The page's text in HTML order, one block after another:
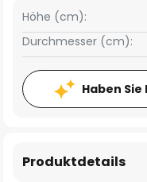
Höhe (cm):
Durchmesser (cm):
Haben
Produktdetails